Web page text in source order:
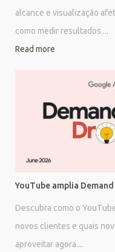
alcance e visualização
como medir resultados....
Read more
YouTube amplia
Descubra como o
novos clientes e quais
aproveitar agora....